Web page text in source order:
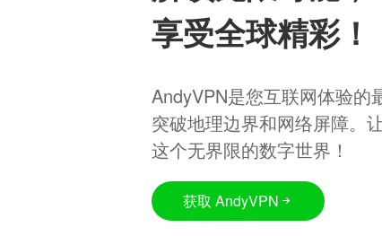
享受全球精彩！
AndyVPN是您互联网体验的
突破地理边界和网络屏障。
这个无界限的数字世界！
获取 AndyVPN